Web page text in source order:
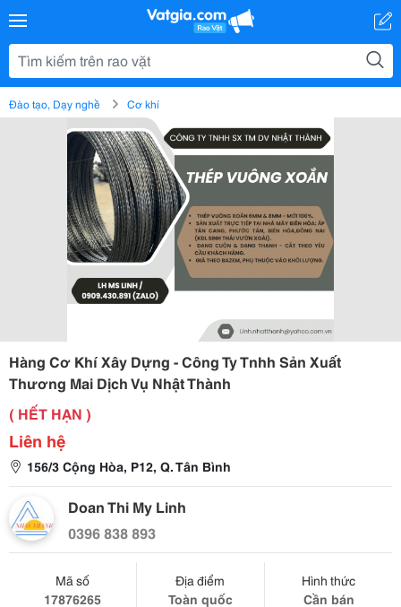
Đào tạo, Dạy nghề Cơ khí
Hàng Cơ Khí Xây Dựng - Công Ty Tnhh Sản Xuất
Thương Mai Dịch Vụ Nhật Thành
( HẾT HẠN )
Liên hệ
156/3 Cộng Hòa, P12, Q. Tân Bình
Doan Thi My Linh
0396 838 893
Mã số
17876265
Địa điểm
Toàn quốc
Hình thức
Cần bán